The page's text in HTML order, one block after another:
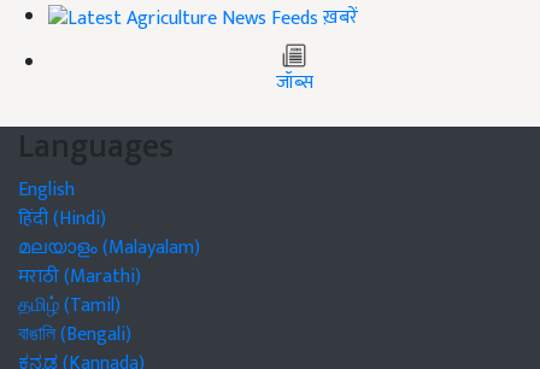
ख़बरें
जॉब्स
Languages
English
हिंदी (Hindi)
മലയാളം (Malayalam)
मराठी (Marathi)
தமிழ் (Tamil)
বাঙালি (Bengali)